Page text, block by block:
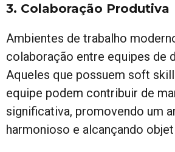
3. Colaboração Produtiva
Ambientes de trabalho
colaboração entre equipes de
Aqueles que possuem soft
equipe podem contribuir de
significativa, promovendo um
harmonioso e alcançando